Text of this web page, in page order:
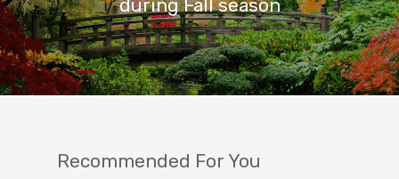
during Fall season
Recommended For You